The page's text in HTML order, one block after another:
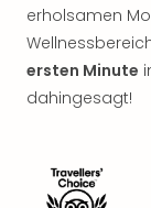
erholsamen
ersten Minute
dahingesagt!